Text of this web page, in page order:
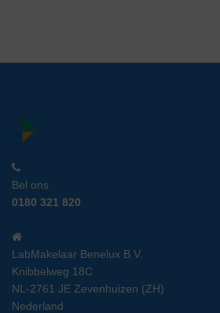
Bel ons
0180 321 820
LabMakelaar Benelux B.V.
Knibbelweg 18C
NL-2761 JE Zevenhuizen (ZH)
Nederland